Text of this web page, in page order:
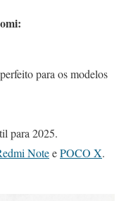
para os modelos
para 2025.
NoteePOCO X.